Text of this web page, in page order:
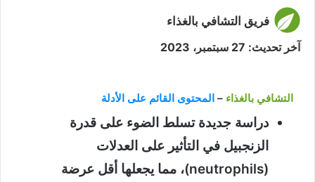
فريق التشافي بالغذاء
آخر تحديث: 27 سبتمبر، 2023
التشافي بالغذاء – المحتوى القائم على الأدلة
دراسة جديدة تسلط الضوء على قدرة
الزنجبيل في التأثير على العدلات
(neutrophils)، مما يجعلها أقل عرضة